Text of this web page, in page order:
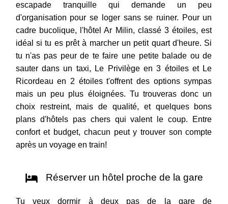
escapade tranquille qui demande un peu
d'organisation pour se loger sans se ruiner. Pour un
cadre bucolique, l'hôtel Ar Milin, classé 3 étoiles, est
idéal si tu es prêt à marcher un petit quart d'heure. Si
tu n'as pas peur de te faire une petite balade ou de
sauter dans un taxi, Le Privilège en 3 étoiles et Le
Ricordeau en 2 étoiles t'offrent des options sympas
mais un peu plus éloignées. Tu trouveras donc un
choix restreint, mais de qualité, et quelques bons
plans d'hôtels pas chers qui valent le coup. Entre
confort et budget, chacun peut y trouver son compte
après un voyage en train!
Réserver un hôtel proche de la gare
Tu veux dormir à deux pas de la gare de